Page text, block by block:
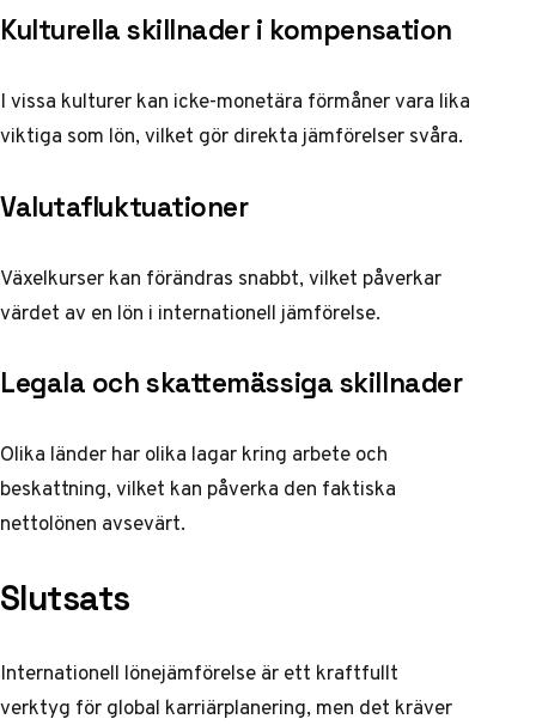
Kulturella skillnader i kompensation
I vissa kulturer kan icke-monetära förmåner vara lika
viktiga som lön, vilket gör direkta jämförelser svåra.
Valutafluktuationer
Växelkurser kan förändras snabbt, vilket påverkar
värdet av en lön i internationell jämförelse.
Legala och skattemässiga skillnader
Olika länder har olika lagar kring arbete och
beskattning, vilket kan påverka den faktiska
nettolönen avsevärt.
Slutsats
Internationell lönejämförelse är ett kraftfullt
verktyg för global karriärplanering, men det kräver